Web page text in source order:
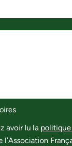
avoir lu la
l’Association